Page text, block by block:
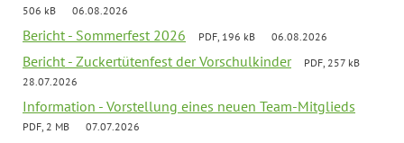
506 kB
06.08.2026
Bericht - Sommerfest 2026 PDF, 196 kB 06.08.2026
Bericht - Zuckertütenfest der Vorschulkinder
PDF, 257 kB
28.07.2026
Information - Vorstellung eines neuen Team-Mitglieds
PDF, 2 MB 07.07.2026